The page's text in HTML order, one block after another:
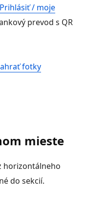
Prihlásiť / moje
prevod s QR
fotky
mieste
horizontálneho
do sekcií.